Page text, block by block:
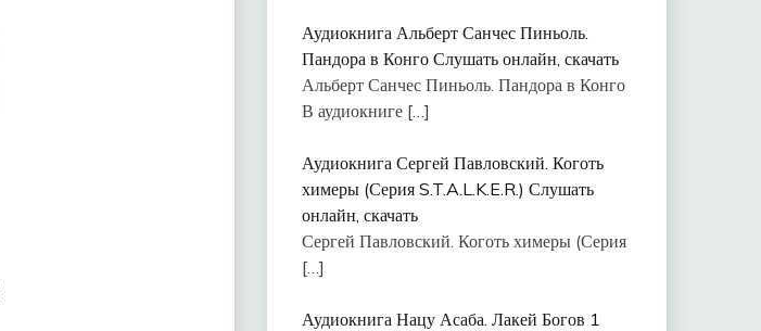
Аудиокнига Альберт Санчес Пиньоль.
Пандора в Конго Слушать онлайн, скачать
Альберт Санчес Пиньоль. Пандора в Конго
В аудиокниге […]
Аудиокнига Сергей Павловский. Коготь
химеры (Серия S.T.A.L.K.E.R.) Слушать
онлайн, скачать
Сергей Павловский. Коготь химеры (Серия
[…]
Аудиокнига Нацу Асаба. Лакей Богов 1